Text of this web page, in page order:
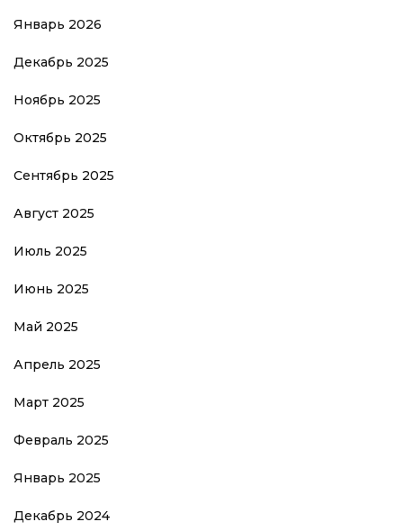
Январь 2026
Декабрь 2025
Ноябрь 2025
Октябрь 2025
Сентябрь 2025
Август 2025
Июль 2025
Июнь 2025
Май 2025
Апрель 2025
Март 2025
Февраль 2025
Январь 2025
Декабрь 2024